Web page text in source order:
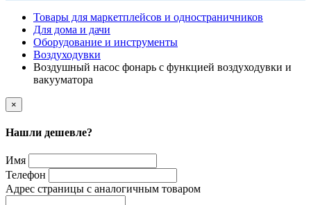
Товары для маркетплейсов и одностраничников
Для дома и дачи
Оборудование и инструменты
Воздуходувки
Воздушный насос фонарь с функцией воздуходувки и
вакууматора
×
Нашли дешевле?
Имя
Телефон
Адрес страницы с аналогичным товаром